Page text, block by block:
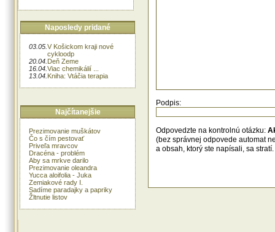
Naposledy pridané
03.05. V Košickom kraji nové
cykloodp
20.04. Deň Zeme
16.04. Viac chemikálií ...
13.04. Kniha: Vtáčia terapia
Najčítanejšie
Prezimovanie muškátov
Čo s čím pestovať
Priveľa mravcov
Dracéna - problém
Aby sa mrkve darilo
Prezimovanie oleandra
Yucca aloifolia - Juka
Zemiakové rady I.
Sadíme paradajky a papriky
Žltnutie listov
Podpis:
Odpovedzte na kontrolnú otázku:
(bez správnej odpovede automat
a obsah, ktorý ste napísali, sa